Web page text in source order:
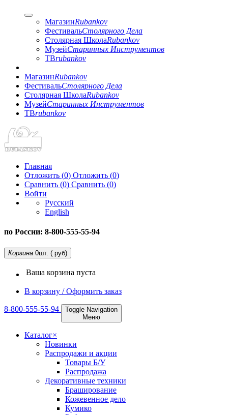
МагазинRubankov
ФестивальСтолярного Дела
Столярная ШколаRubankov
МузейСтаринных Инструментов
ТВrubankov
МагазинRubankov
ФестивальСтолярного Дела
Столярная ШколаRubankov
МузейСтаринных Инструментов
ТВrubankov
Главная
Отложить (0) Отложить (0)
Сравнить (0) Сравнить (0)
Войти
Русский
English
по России: 8-800-555-55-94
Корзина 0шт. ( руб)
Ваша корзина пуста
В корзину / Оформить заказ
8-800-555-55-94
Toggle Navigation
Меню
Каталог×
Новинки
Распродажи и акции
Товары Б/У
Распродажа
Декоративные техники
Браширование
Кожевенное дело
Кумико